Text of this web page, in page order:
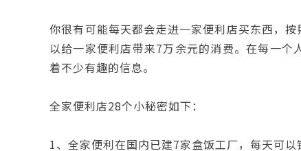
你很有可能每天都会走进一家便利店买东西，
以给一家便利店带来7万余元的消费。在每一
着不少有趣的信息。
全家便利店28个小秘密如下：
1、全家便利在国内已建7家盒饭工厂，每天可